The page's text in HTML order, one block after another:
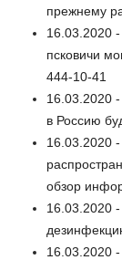
прежнему
16.03.2020
псковичи
444-10-41
16.03.2020 -
в Россию
16.03.2020
обзор
16.03.2020
16.03.2020 -